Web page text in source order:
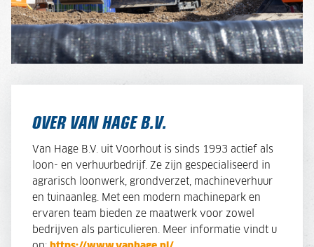
OVER VAN HAGE B.V.
Van Hage B.V. uit Voorhout is sinds 1993 actief als
loon- en verhuurbedrijf. Ze zijn gespecialiseerd in
agrarisch loonwerk, grondverzet, machineverhuur
en tuinaanleg. Met een modern machinepark en
ervaren team bieden ze maatwerk voor zowel
bedrijven als particulieren. Meer informatie vindt u